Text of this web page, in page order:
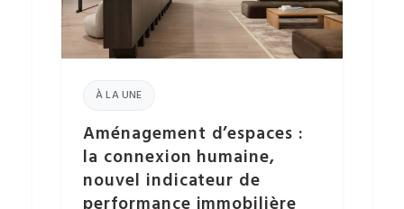
À LA UNE
Aménagement d’espaces :
la connexion humaine,
nouvel indicateur de